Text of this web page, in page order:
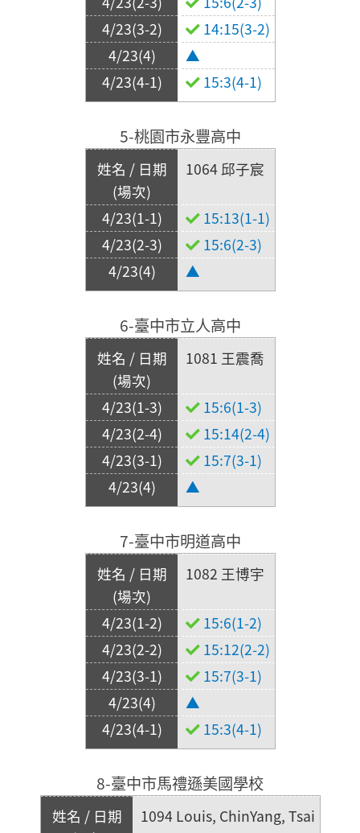
14:15(3-2)
▲
15:3(4-1)
5-桃園市永豐高中
1064 邱子宸
15:13(1-1)
15:6(2-3)
▲
6-臺中市立人高中
1081 王震喬
15:6(1-3)
15:14(2-4)
15:7(3-1)
▲
7-臺中市明道高中
1082 王博宇
15:6(1-2)
15:12(2-2)
15:7(3-1)
▲
15:3(4-1)
8-臺中市馬禮遜美國學校
1094 Louis, ChinYang, Tsai